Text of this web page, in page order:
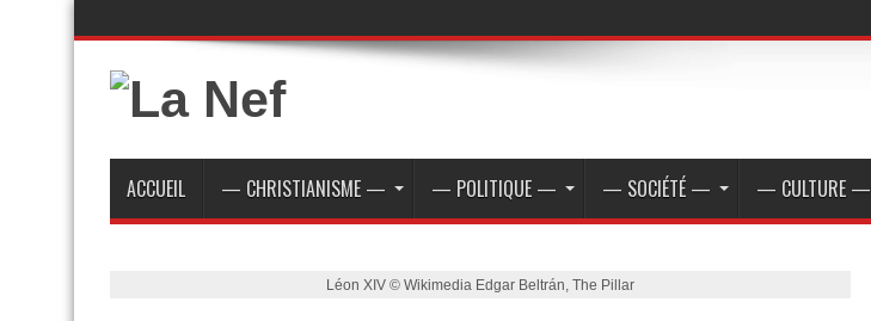
ACCUEIL — CHRISTIANISME — — POLITIQUE — — SOCIÉTÉ — — CULTURE —
Léon XIV © Wikimedia Edgar Beltrán, The Pillar